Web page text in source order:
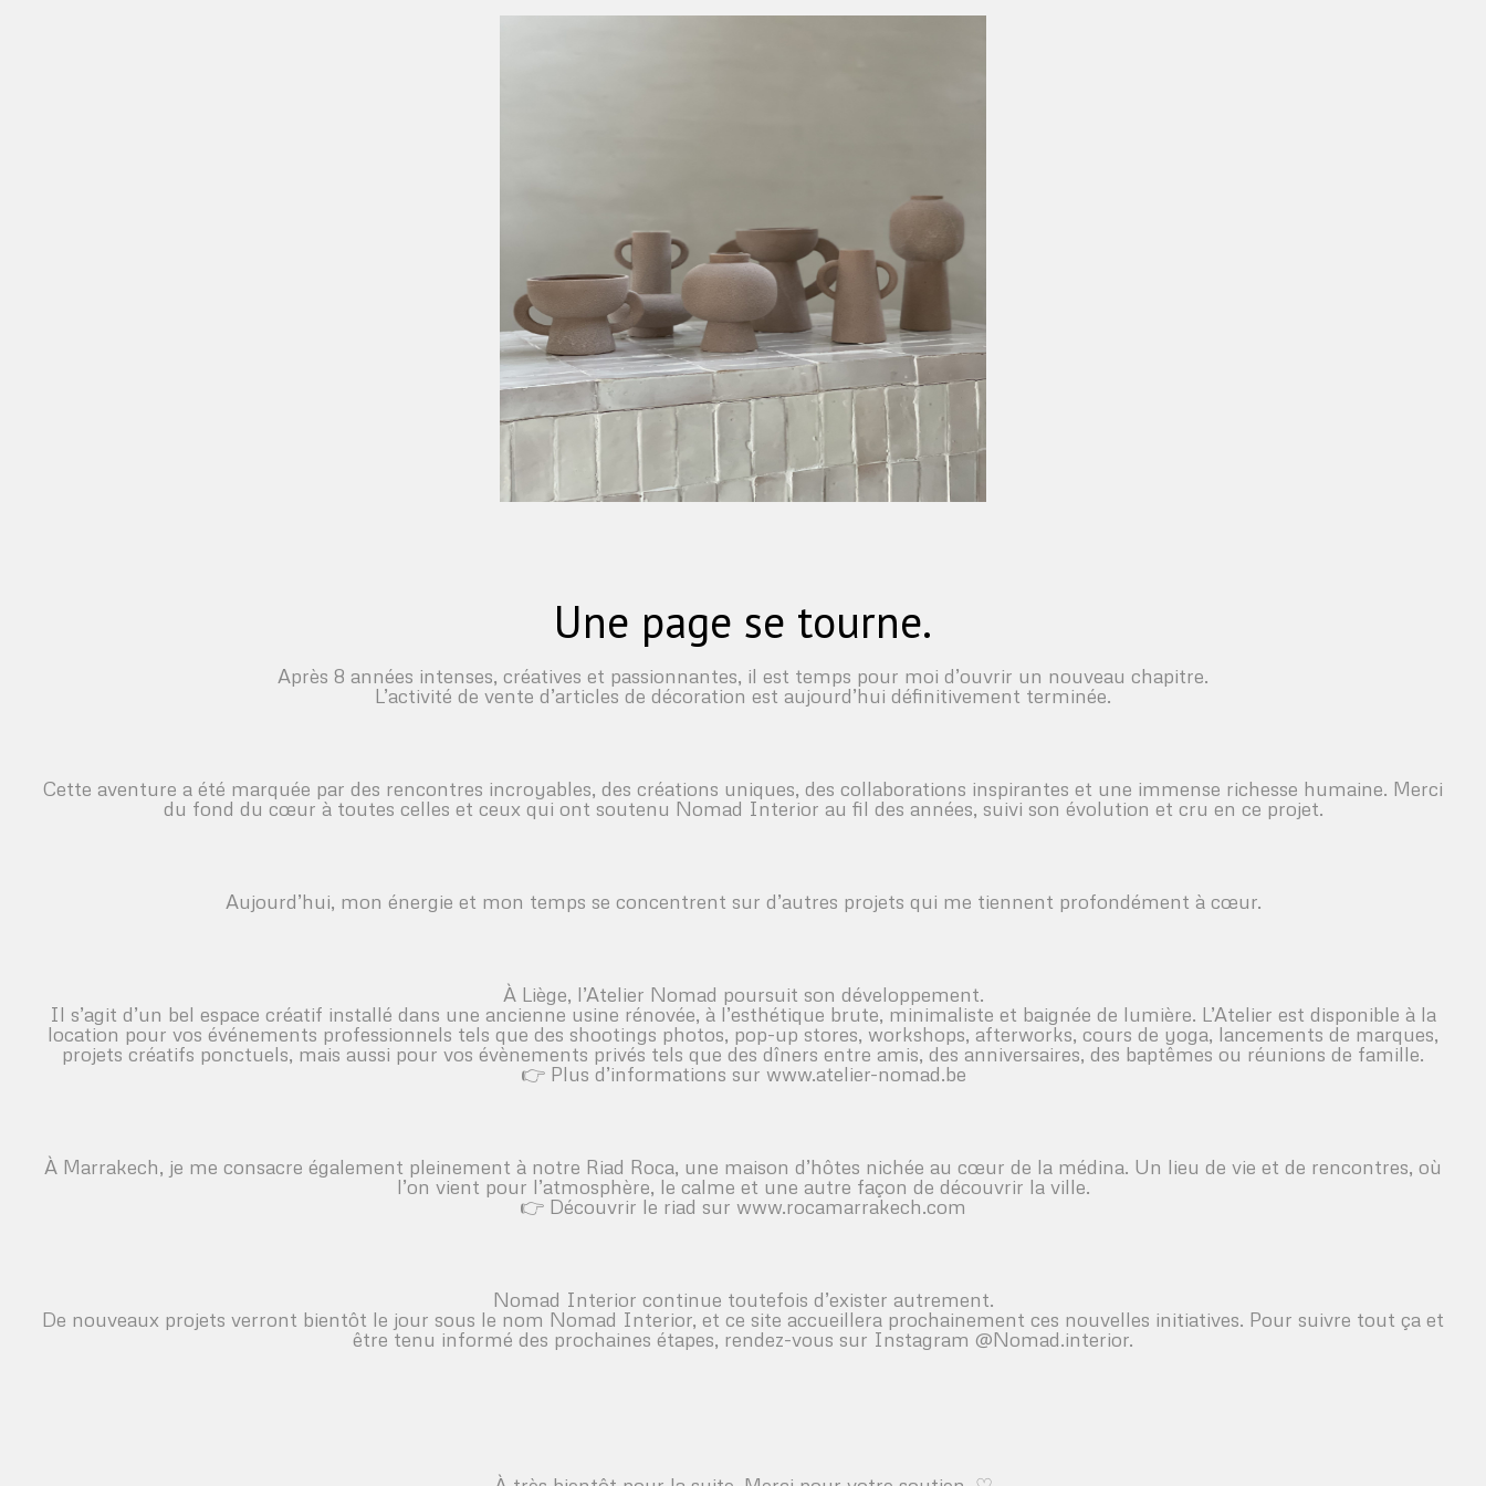
Une page se tourne.
Après 8 années intenses, créatives et passionnantes, il est temps pour moi d’ouvrir un nouveau chapitre.
L’activité de vente d’articles de décoration est aujourd’hui définitivement terminée.
Cette aventure a été marquée par des rencontres incroyables, des créations uniques, des collaborations inspirantes et une immense richesse humaine. Merci
du fond du cœur à toutes celles et ceux qui ont soutenu Nomad Interior au fil des années, suivi son évolution et cru en ce projet.
Aujourd’hui, mon énergie et mon temps se concentrent sur d’autres projets qui me tiennent profondément à cœur.
À Liège, l’Atelier Nomad poursuit son développement.
Il s’agit d’un bel espace créatif installé dans une ancienne usine rénovée, à l’esthétique brute, minimaliste et baignée de lumière. L’Atelier est disponible à la
location pour vos événements professionnels tels que des shootings photos, pop-up stores, workshops, afterworks, cours de yoga, lancements de marques,
projets créatifs ponctuels, mais aussi pour vos évènements privés tels que des dîners entre amis, des anniversaires, des baptêmes ou réunions de famille.
👉 Plus d’informations sur www.atelier-nomad.be
À Marrakech, je me consacre également pleinement à notre Riad Roca, une maison d’hôtes nichée au cœur de la médina. Un lieu de vie et de rencontres, où
l’on vient pour l’atmosphère, le calme et une autre façon de découvrir la ville.
👉 Découvrir le riad sur www.rocamarrakech.com
Nomad Interior continue toutefois d’exister autrement.
De nouveaux projets verront bientôt le jour sous le nom Nomad Interior, et ce site accueillera prochainement ces nouvelles initiatives. Pour suivre tout ça et
être tenu informé des prochaines étapes, rendez-vous sur Instagram @Nomad.interior.